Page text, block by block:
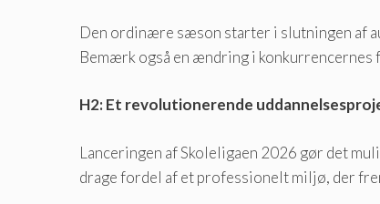
Den ordinære sæson starter i slutningen af
Bemærk også en ændring i
H2: Et revolutionerende
Lanceringen af ​​Skoleligaen 2026 gør det
drage fordel af et professionelt miljø, der